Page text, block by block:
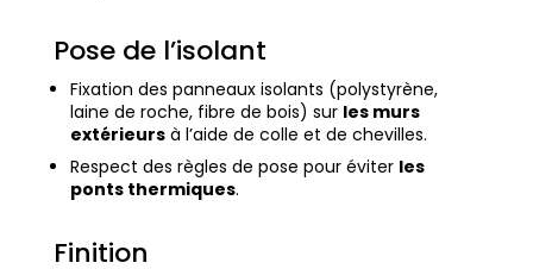
Pose de l’isolant
Fixation des panneaux isolants (polystyrène,
laine de roche, fibre de bois) sur les murs
extérieursà l’aide de colle et de chevilles.
Respect des règles de pose pour éviter les
ponts thermiques.
Finition